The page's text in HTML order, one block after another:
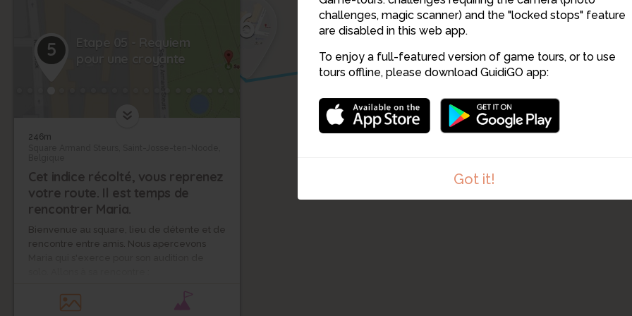
challenges, magic scanner) and the "locked stops" feature
are disabled in this web app.
To enjoy a full-featured version of game tours, or to use
tours offline, please download GuidiGO app:
Got it!
6
5
Etape 05 - Requiem
pour une croyante
246m
Cet indice récolté, vous reprenez
votre route. Il est temps de
rencontrer Maria.
Bienvenue au square, lieu de détente et de
rencontre entre amis. Nous apercevons
- Bonjour. Vous êtes l'enquêteur ?